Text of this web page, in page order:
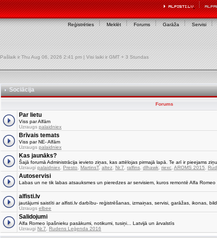
Reģistrēties Meklēt Forums Garāža Servisi
Pašlaik ir Thu Aug 06, 2026 2:41 pm | Visi laiki ir GMT + 3 Stundas
Sociācija
Forums
Par lietu
Viss par Alfām
Uzraugs palaidniex
Brīvais temats
Viss par NE- Alfām
Uzraugs palaidniex
Kas jaunāks?
Šajā forumā Administrācija ievieto ziņas, kas attēlojas pirmajā lapā. Te arī ir pieejams
Uzraugi palaidniex Presto MartinsT, altez Nr.7 ralfins dlhawk riexc AROMS 2015
Autoservisi
Labas un ne tik labas atsauksmes un pieredzes ar servisiem, kuros remontē Alfa Romeo
alfisti.lv
jautājumi saistīti ar alfisti.lv darbību- reģistrēšanas, izmaiņas, servisi, garāžas, ikonas,
Uzraugs elbee
Salidojumi
Alfa Romeo īpašnieku pasākumi, notikumi, tusiņi... Latvijā un ārvalstīs
Uzraugi Nr.7 Rudens Leģenda 2016